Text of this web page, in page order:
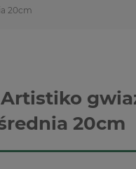
20cm
Artistiko
20cm